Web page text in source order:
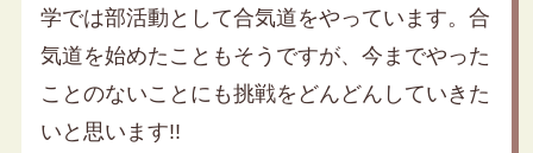
学では部活動として合気道をやっています。合
気道を始めたこともそうですが、今までやった
ことのないことにも挑戦をどんどんしていきた
いと思います!!